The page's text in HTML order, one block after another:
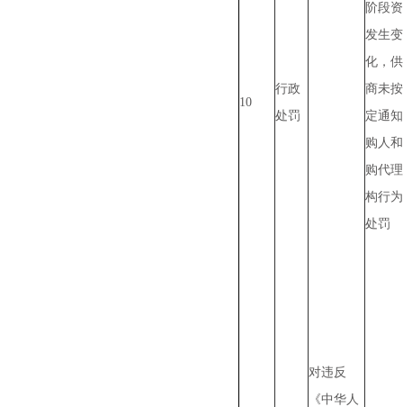
对违反
《中华人
10
行政
处罚
阶段
发生变
化，
商未
定通
购人
购代
构行
处罚